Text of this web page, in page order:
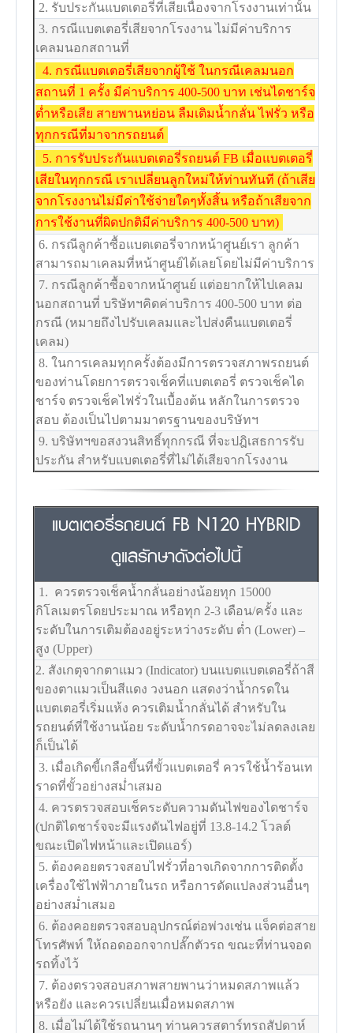
2. รับประกันแบตเตอรี่ที่เสียเนื่องจากโรงงานเท่านั้น
3. กรณีแบตเตอรี่เสียจากโรงงาน ไม่มีค่าบริการ
เคลมนอกสถานที่
4. กรณีแบตเตอรี่เสียจากผู้ใช้ ในกรณีเคลมนอก
สถานที่ 1 ครั้ง มีค่าบริการ 400-500 บาท เช่นไดชาร์จ
ต่ำหรือเสีย สายพานหย่อน ลืมเติมน้ำกลั่น ไฟรั่ว หรือ
ทุกกรณีที่มาจากรถยนต์
5. การรับประกันแบตเตอรี่รถยนต์ FB เมื่อแบตเตอรี่
เสียในทุกกรณี เราเปลี่ยนลูกใหม่ให้ท่านทันที (ถ้าเสีย
จากโรงงานไม่มีค่าใช้จ่ายใดๆทั้งสิ้น หรือถ้าเสียจาก
การใช้งานที่ผิดปกติมีค่าบริการ 400-500 บาท)
6. กรณีลูกค้าซื้อแบตเตอรี่จากหน้าศูนย์เรา ลูกค้า
สามารถมาเคลมที่หน้าศูนย์ได้เลยโดยไม่มีค่าบริการ
7. กรณีลูกค้าซื้อจากหน้าศูนย์ แต่อยากให้ไปเคลม
นอกสถานที่ บริษัทฯคิดค่าบริการ 400-500 บาท ต่อ
กรณี (หมายถึงไปรับเคลมและไปส่งคืนแบตเตอรี่
เคลม)
8. ในการเคลมทุกครั้งต้องมีการตรวจสภาพรถยนต์
ของท่านโดยการตรวจเช็คที่แบตเตอรี่ ตรวจเช็คได
ชาร์จ ตรวจเช็คไฟรั่วในเบื้องต้น หลักในการตรวจ
สอบ ต้องเป็นไปตามมาตรฐานของบริษัทฯ
9. บริษัทฯขอสงวนสิทธิ์ทุกกรณี ที่จะปฎิเสธการรับ
ประกัน สำหรับแบตเตอรี่ที่ไม่ได้เสียจากโรงงาน
แบตเตอรี่รถยนต์ FB N120 HYBRID
ดูแลรักษาดังต่อไปนี้
1. ควรตรวจเช็คน้ำกลั่นอย่างน้อยทุก 15000
กิโลเมตรโดยประมาณ หรือทุก 2-3 เดือน/ครั้ง และ
ระดับในการเติมต้องอยู่ระหว่างระดับ ต่ำ (Lower) –
สูง (Upper)
2. สังเกตุจากตาแมว (Indicator) บนแบตแบตเตอรี่ถ้าสี
ของตาแมวเป็นสีแดง วงนอก แสดงว่าน้ำกรดใน
แบตเตอรี่เริ่มแห้ง ควรเติมน้ำกลั่นได้ สำหรับใน
รถยนต์ที่ใช้งานน้อย ระดับน้ำกรดอาจจะไม่ลดลงเลย
ก็เป็นได้
3. เมื่อเกิดขี้เกลือขึ้นที่ขั้วแบตเตอรี่ ควรใช้น้ำร้อนเท
ราดที่ขั้วอย่างสม่ำเสมอ
4. ควรตรวจสอบเช็คระดับความดันไฟของไดชาร์จ
(ปกติไดชาร์จจะมีแรงดันไฟอยู่ที่ 13.8-14.2 โวลต์
ขณะเปิดไฟหน้าและเปิดแอร์)
5. ต้องคอยตรวจสอบไฟรั่วที่อาจเกิดจากการติดตั้ง
เครื่องใช้ไฟฟ้าภายในรถ หรือการดัดแปลงส่วนอื่นๆ
อย่างสม่ำเสมอ
6. ต้องคอยตรวจสอบอุปกรณ์ต่อพ่วงเช่น แจ็คต่อสาย
โทรศัพท์ ให้ถอดออกจากปลั๊กตัวรถ ขณะที่ท่านจอด
รถทิ้งไว้
7. ต้องตรวจสอบสภาพสายพานว่าหมดสภาพแล้ว
หรือยัง และควรเปลี่ยนเมื่อหมดสภาพ
8. เมื่อไม่ได้ใช้รถนานๆ ท่านควรสตาร์ทรถสัปดาห์